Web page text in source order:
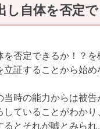
し自体を否定
を否定できるか！？
証することから始
当時の能力からは被
していることがわか
とそれが嘘とみられ